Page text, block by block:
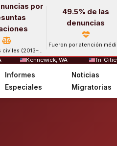
por
civiles (2013–
49.5% de las
denuncias
Fueron por atención
Kennewick, WA Tri-
Informes
Especiales
Noticias
Migratorias